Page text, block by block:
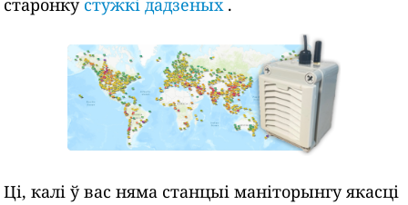
старонку стужкі дадзеных.
Ці, калі ў вас няма станцыі маніторынгу якасці